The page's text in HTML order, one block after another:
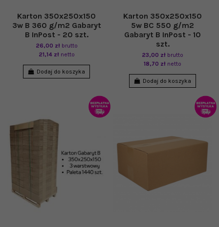
Karton 350x250x150
3w B 360 g/m2 Gabaryt
B InPost - 20 szt.
26,00 zł brutto
21,14 zł netto
Dodaj do koszyka
Karton 350x250x150
5w BC 550 g/m2
Gabaryt B InPost - 10
szt.
23,00 zł brutto
18,70 zł netto
Dodaj do koszyka